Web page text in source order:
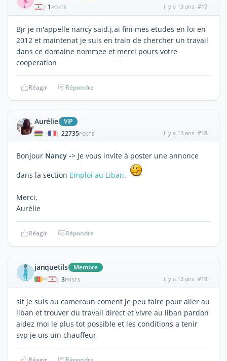
| 1 POSTS il y a 13 ans #17
Bjr je m'appelle nancy said.j,ai fini mes etudes en loi en
2012 et maintenat je suis en train de chercher un travail
dans ce domaine nommee et merci pours votre
cooperation
Réagir Répondre
Aurélie ViP
| 22735POSTS il y a 13 ans #18
Bonjour Nancy -> Je vous invite à poster une annonce
dans la section Emploi au Liban.
Merci,
Aurélie
Réagir Répondre
janquetils Membre
| 3POSTS il y a 13 ans #19
slt je suis au cameroun coment je peu faire pour aller au
liban et trouver du travail direct et vivre au liban pardon
aidez moi le plus tot possible et les conditions a tenir
svp je uis uin chauffeur